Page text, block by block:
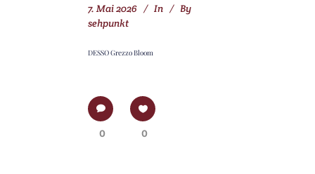
7. Mai 2026 In
By
sehpunkt
DESSO Grezzo Bloom
0 0